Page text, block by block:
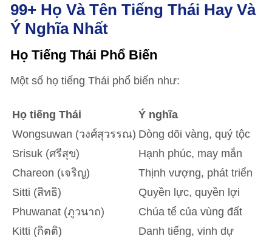
99+ Họ Và Tên Tiếng Thái Hay Và
Ý Nghĩa Nhất
Họ Tiếng Thái Phổ Biến
Một số họ tiếng Thái phổ biến như:
Họ tiếng Thái
Ý nghĩa
Wongsuwan (วงศ์สุวรรณ) Dòng dõi vàng, quý tộc
Srisuk (ศรีสุข)
Hạnh phúc, may mắn
Chareon (เจริญ)
Thịnh vượng, phát triển
Sitti (สิทธิ)
Quyền lực, quyền lợi
Phuwanat (ภูวนาถ)
Chúa tể của vùng đất
Kitti (กิตติ)
Danh tiếng, vinh dự